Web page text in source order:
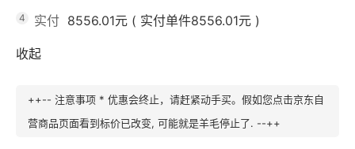
4 实付 8556.01元 ( 实付单件8556.01元 )
收起
++-- 注意事项 * 优惠会终止，请赶紧动手买。假如您点击京东自
营商品页面看到标价已改变, 可能就是羊毛停止了. --++